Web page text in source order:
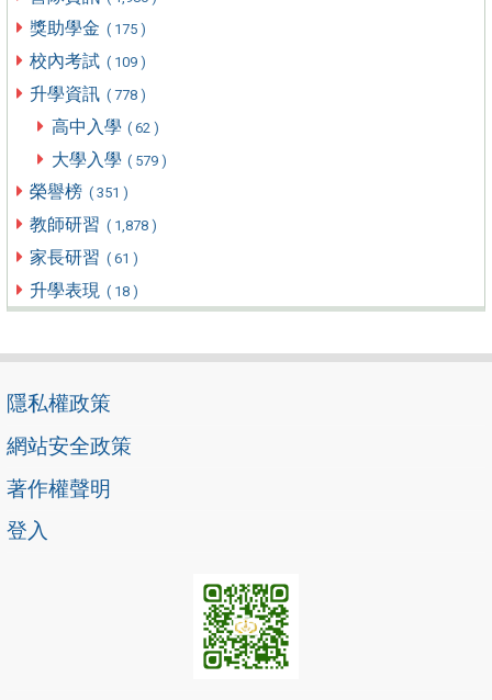
獎助學金 ( 175 )
校內考試 ( 109 )
升學資訊 ( 778 )
高中入學 ( 62 )
大學入學 ( 579 )
榮譽榜 ( 351 )
教師研習 ( 1,878 )
家長研習 ( 61 )
升學表現 ( 18 )
隱私權政策
網站安全政策
著作權聲明
登入